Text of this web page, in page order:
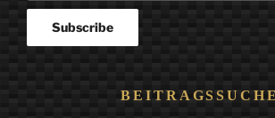
BEITRAGSSUCHE